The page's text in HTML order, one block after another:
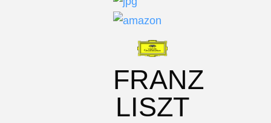
FRANZ
LISZT